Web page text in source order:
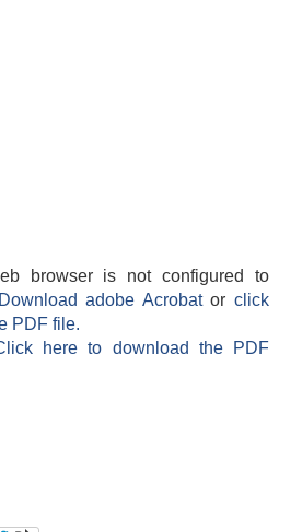
browser is not configured to
Download adobe Acrobatorclick
PDF file.
here to download the PDF